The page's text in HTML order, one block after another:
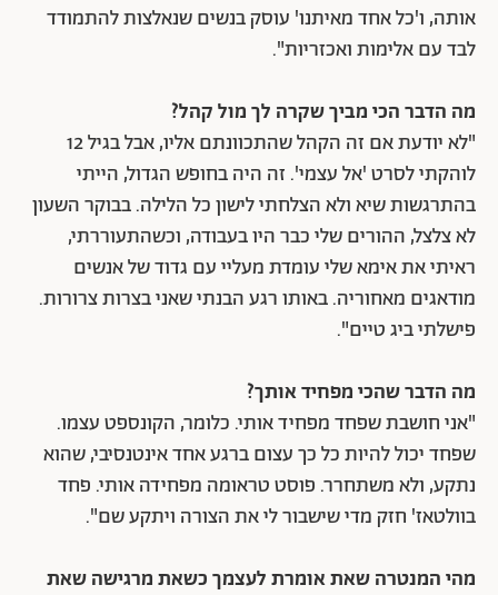
אותה, ו'כל אחד מאיתנו' עוסק בנשים שנאלצות להתמודד
לבד עם אלימות ואכזריות".
מה הדבר הכי מביך שקרה לך מול קהל?
"לא יודעת אם זה הקהל שהתכוונתם אליו, אבל בגיל 12
לוהקתי לסרט 'אל עצמי'. זה היה בחופש הגדול, הייתי
בהתרגשות שיא ולא הצלחתי לישון כל הלילה. בבוקר השעון
לא צלצל, ההורים שלי כבר היו בעבודה, וכשהתעוררתי,
ראיתי את אימא שלי עומדת מעליי עם גדוד של אנשים
מודאגים מאחוריה. באותו רגע הבנתי שאני בצרות צרורות.
פישלתי ביג טיים".
מה הדבר שהכי מפחיד אותך?
"אני חושבת שפחד מפחיד אותי. כלומר, הקונספט עצמו.
שפחד יכול להיות כל כך עצום ברגע אחד אינטנסיבי, שהוא
נתקע, ולא משתחרר. פוסט טראומה מפחידה אותי. פחד
בוולטאז' חזק מדי שישבור לי את הצורה ויתקע שם".
מהי המנטרה שאת אומרת לעצמך כשאת מרגישה שאת